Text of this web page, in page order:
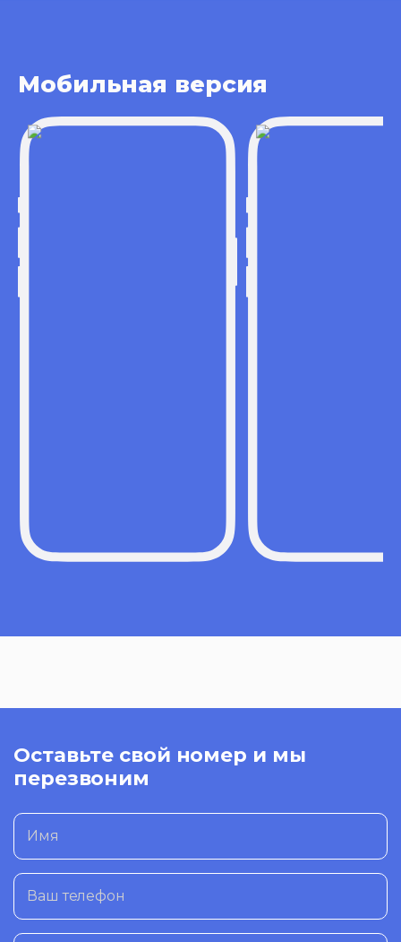
Мобильная версия
Оставьте свой номер и мы
перезвоним
Имя
Ваш телефон